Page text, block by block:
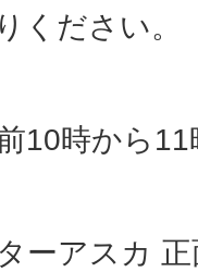
ください。
10時から
ーアスカ 正